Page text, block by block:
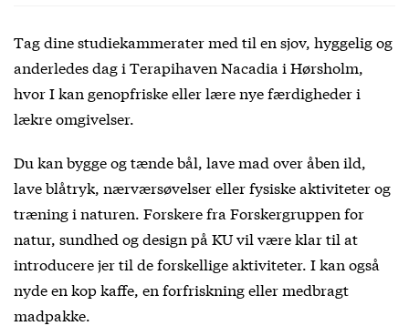
Tag dine studiekammerater med til en sjov, hyggelig og
anderledes dag i Terapihaven Nacadia i Hørsholm,
hvor I kan genopfriske eller lære nye færdigheder i
lækre omgivelser.
Du kan bygge og tænde bål, lave mad over åben ild,
lave blåtryk, nærværsøvelser eller fysiske aktiviteter og
træning i naturen. Forskere fra Forskergruppen for
natur, sundhed og design på KU vil være klar til at
introducere jer til de forskellige aktiviteter. I kan også
nyde en kop kaffe, en forfriskning eller medbragt
madpakke.